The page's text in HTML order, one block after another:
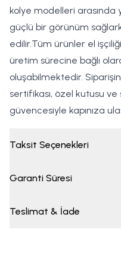
kolye modelleri arasında
güçlü bir görünüm
edilir.Tüm ürünler el
üretim sürecine bağlı
oluşabilmektedir.
sertifikası, özel kutusu
güvencesiyle kapınıza
Taksit Seçenekleri
Garanti Süresi
Teslimat & İade